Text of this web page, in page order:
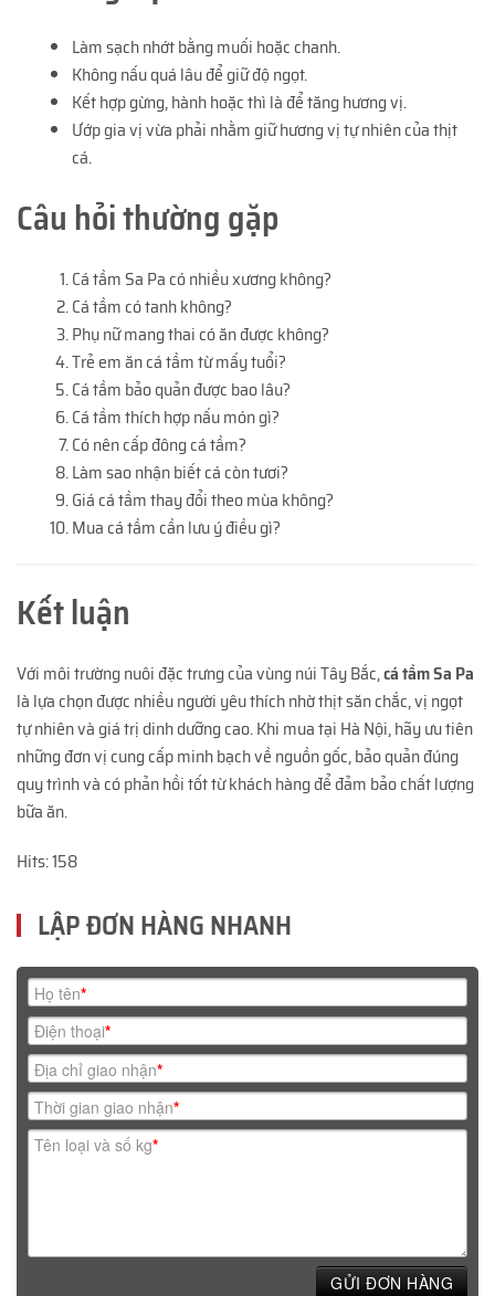
Làm sạch nhớt bằng muối hoặc chanh.
Không nấu quá lâu để giữ độ ngọt.
Kết hợp gừng, hành hoặc thì là để tăng hương vị.
Ướp gia vị vừa phải nhằm giữ hương vị tự nhiên của thịt
cá.
Câu hỏi thường gặp
Cá tầm Sa Pa có nhiều xương không?
Cá tầm có tanh không?
Phụ nữ mang thai có ăn được không?
Trẻ em ăn cá tầm từ mấy tuổi?
Cá tầm bảo quản được bao lâu?
Cá tầm thích hợp nấu món gì?
Có nên cấp đông cá tầm?
Làm sao nhận biết cá còn tươi?
Giá cá tầm thay đổi theo mùa không?
Mua cá tầm cần lưu ý điều gì?
Kết luận
Với môi trường nuôi đặc trưng của vùng núi Tây Bắc,cá tầm Sa Pa
là lựa chọn được nhiều người yêu thích nhờ thịt săn chắc, vị ngọt
tự nhiên và giá trị dinh dưỡng cao. Khi mua tại Hà Nội, hãy ưu tiên
những đơn vị cung cấp minh bạch về nguồn gốc, bảo quản đúng
quy trình và có phản hồi tốt từ khách hàng để đảm bảo chất lượng
bữa ăn.
Hits: 158
LẬP ĐƠN HÀNG NHANH
Họ tên*
Điện thoại*
Địa chỉ giao nhận*
Thời gian giao nhận*
Tên loại và số kg*
GỬI ĐƠN HÀNG